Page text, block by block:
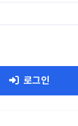
로그인